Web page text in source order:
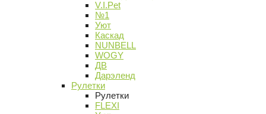
V.I.Pet
№1
Уют
Каскад
NUNBELL
WOGY
ДВ
Дарэленд
Рулетки
Рулетки
FLEXI